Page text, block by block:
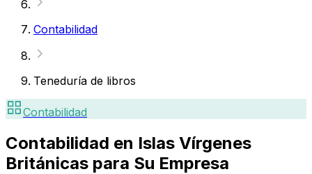
Contabilidad
Teneduría de libros
Contabilidad
Contabilidad en Islas Vírgenes
Británicas para Su Empresa